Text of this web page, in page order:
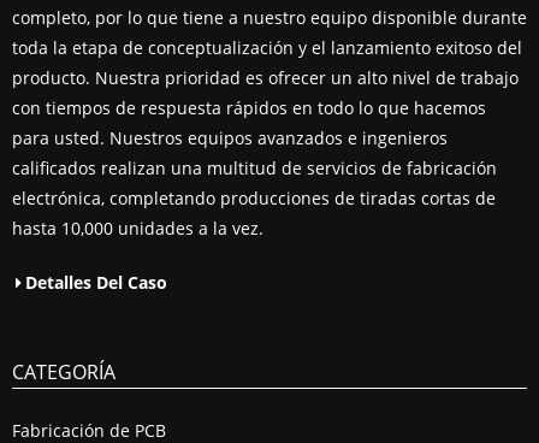
completo, por lo que tiene a nuestro equipo disponible durante
toda la etapa de conceptualización y el lanzamiento exitoso del
producto. Nuestra prioridad es ofrecer un alto nivel de trabajo
con tiempos de respuesta rápidos en todo lo que hacemos
para usted. Nuestros equipos avanzados e ingenieros
calificados realizan una multitud de servicios de fabricación
electrónica, completando producciones de tiradas cortas de
hasta 10,000 unidades a la vez.
Detalles Del Caso
CATEGORÍA
Fabricación de PCB